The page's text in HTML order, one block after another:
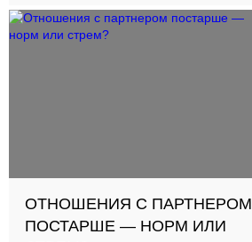
ОТНОШЕНИЯ С ПАРТНЕРОМ
ПОСТАРШЕ — НОРМ ИЛИ